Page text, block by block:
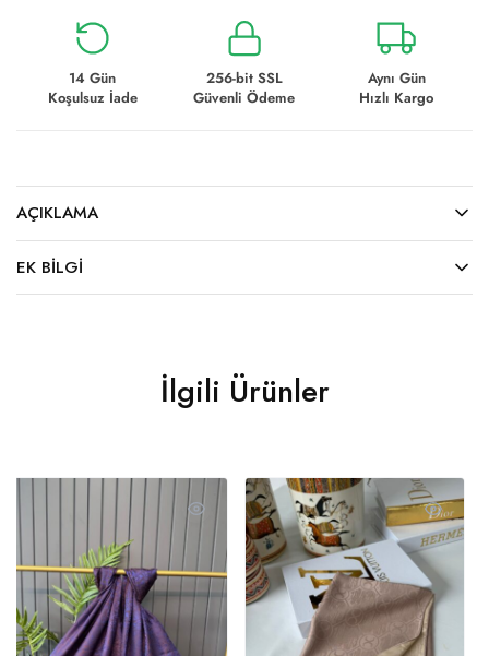
14 Gün
Koşulsuz İade
256-bit SSL
Güvenli Ödeme
Aynı Gün
Hızlı Kargo
AÇIKLAMA
EK BILGI
İlgili Ürünler